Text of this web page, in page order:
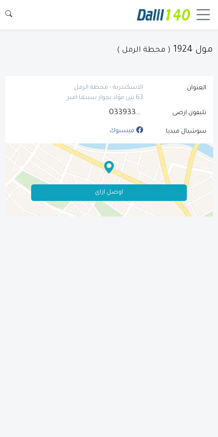
مول 1924 ( محطة الرمل )
العنوان
الاسكندرية - محطة الرمل
63 ش فؤاد بجوار سينما امير
تليفون ارضى 033933537
سوشيال ميديا فيسبوك
اوصل ازاى